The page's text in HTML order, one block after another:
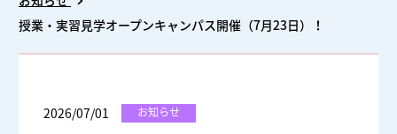
授業・実習見学オープンキャンパス開催（7月23日）！
2026/07/01 お知らせ